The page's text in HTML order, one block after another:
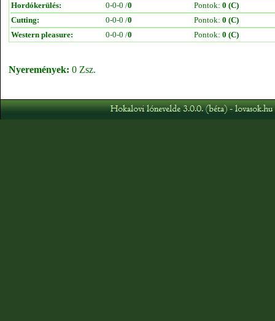
Hordókerülés:
0-0-0 /0 Pontok: 0 (C)
Cutting:
0-0-0 /0 Pontok: 0 (C)
Western pleasure:
0-0-0 /0 Pontok: 0 (C)
Nyeremények: 0 Zsz.